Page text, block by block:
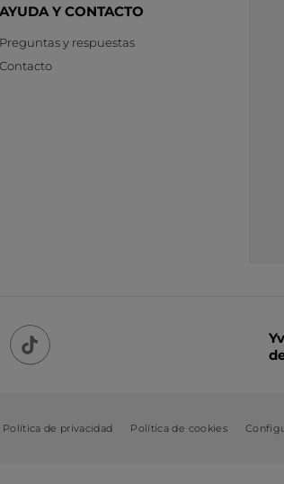
AYUDA Y CONTACTO
Preguntas y respuestas
Contacto
Política de privacidad Política de cookies